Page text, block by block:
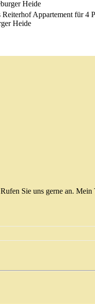
Rufen Sie uns gerne an. Mein